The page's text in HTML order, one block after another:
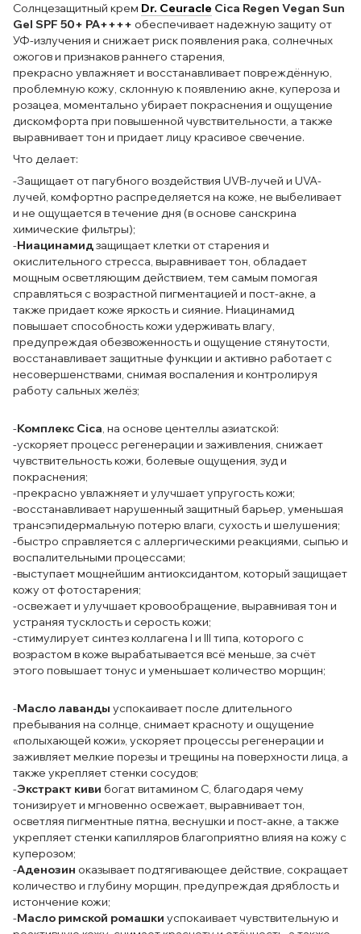
Солнцезащитный крем Dr. Ceuracle Cica Regen Vegan Sun
Gel SPF 50+ PA++++ обеспечивает надежную защиту от
УФ-излучения и снижает риск появления рака, солнечных
ожогов и признаков раннего старения,
прекрасно увлажняет и восстанавливает повреждённую,
проблемную кожу, склонную к появлению акне, купероза и
розацеа, моментально убирает покраснения и ощущение
дискомфорта при повышенной чувствительности, а также
выравнивает тон и придает лицу красивое свечение.
Что делает:
-Защищает от пагубного воздействия UVB-лучей и UVA-
лучей, комфортно распределяется на коже, не выбеливает
и не ощущается в течение дня (в основе санскрина
химические фильтры);
-Ниацинамидзащищает клетки от старения и
окислительного стресса, выравнивает тон, обладает
мощным осветляющим действием, тем самым помогая
справляться с возрастной пигментацией и пост-акне, а
также придает коже яркость и сияние. Ниацинамид
повышает способность кожи удерживать влагу,
предупреждая обезвоженность и ощущение стянутости,
восстанавливает защитные функции и активно работает с
несовершенствами, снимая воспаления и контролируя
работу сальных желёз;
-Комплекс Cica, на основе центеллы азиатской:
-ускоряет процесс регенерации и заживления, снижает
чувствительность кожи, болевые ощущения, зуд и
покраснения;
-прекрасно увлажняет и улучшает упругость кожи;
-восстанавливает нарушенный защитный барьер, уменьшая
трансэпидермальную потерю влаги, сухость и шелушения;
-быстро справляется с аллергическими реакциями, сыпью и
воспалительными процессами;
-выступает мощнейшим антиоксидантом, который защищает
кожу от фотостарения;
-освежает и улучшает кровообращение, выравнивая тон и
устраняя тусклость и серость кожи;
-стимулирует синтез коллагена I и III типа, которого с
возрастом в коже вырабатывается всё меньше, за счёт
этого повышает тонус и уменьшает количество морщин;
-Масло лаванды успокаивает после длительного
пребывания на солнце, снимает красноту и ощущение
«полыхающей кожи», ускоряет процессы регенерации и
заживляет мелкие порезы и трещины на поверхности лица, а
также укрепляет стенки сосудов;
-Экстракт киви богат витамином С, благодаря чему
тонизирует и мгновенно освежает, выравнивает тон,
осветляя пигментные пятна, веснушки и пост-акне, а также
укрепляет стенки капилляров благоприятно влияя на кожу с
куперозом;
-Аденозин оказывает подтягивающее действие, сокращает
количество и глубину морщин, предупреждая дряблость и
истончение кожи;
-Масло римской ромашки успокаивает чувствительную и